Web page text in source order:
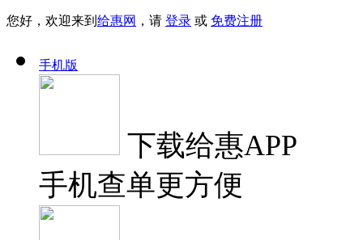
您好，欢迎来到 给惠网 ，请 登录 或 免费注册
手机版
下载给惠APP
手机查单更方便